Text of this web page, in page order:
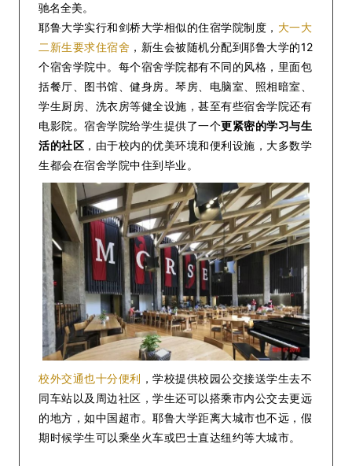
驰名全美。
耶鲁大学实行和剑桥大学相似的住宿学院制度， 大一大
二新生要求住宿舍 ，新生会被随机分配到耶鲁大学的12
个宿舍学院中。每个宿舍学院都有不同的风格，里面包
括餐厅、图书馆、健身房。琴房、电脑室、照相暗室、
学生厨房、洗衣房等健全设施，甚至有些宿舍学院还有
电影院。宿舍学院给学生提供了一个更紧密的学习与生
活的社区 ，由于校内的优美环境和便利设施，大多数学
生都会在宿舍学院中住到毕业。
校外交通也十分便利 ，学校提供校园公交接送学生去不
同车站以及周边社区，学生还可以搭乘市内公交去更远
的地方，如中国超市。耶鲁大学距离大城市也不远，假
期时候学生可以乘坐火车或巴士直达纽约等大城市。